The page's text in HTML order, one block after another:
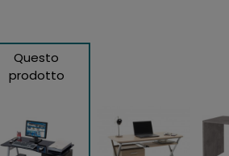
Questo
prodotto